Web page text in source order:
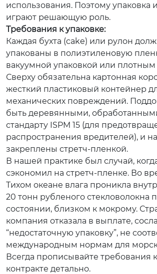
использования. Поэтому упаковка
играют решающую роль.
Требования к упаковке:
Каждая бухта (cake) или рулон
упакованы в полиэтиленовую
вакуумной упаковкой или
Сверху обязательна картонная
жесткий пластиковый контейнер
механических повреждений.
быть деревянными,
стандарту ISPM 15 (для
распространения вредителей), и
закреплены стретч-пленкой.
В нашей практике был случай,
сэкономил на стретч-пленке. Во
Тихом океане влага проникла
20 тонн рубленого стекловолокна
состоянии, близком к мокрому.
компания отказала в выплате,
“недостаточную упаковку”, не
международным нормам для
Всегда прописывайте требования
контракте детально.